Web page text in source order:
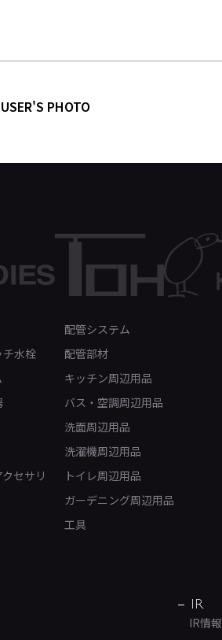
USER'S PHOTO
水栓
セサリ
配管システム
配管部材
キッチン周辺用品
バス・空調周辺用品
洗面周辺用品
洗濯機周辺用品
トイレ周辺用品
ガーデニング周辺用品
工具
IR
IR情報